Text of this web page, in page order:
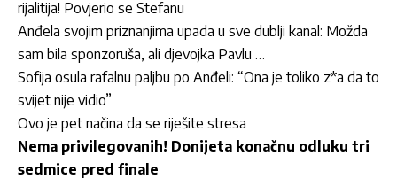
rijalitija! Povjerio se Stefanu
Anđela svojim priznanjima upada u sve dublji kanal: Možda
sam bila sponzoruša, ali djevojka Pavlu …
Sofija osula rafalnu paljbu po Anđeli: “Ona je toliko z*a da to
svijet nije vidio”
Ovo je pet načina da se riješite stresa
Nema privilegovanih! Donijeta konačnu odluku tri
sedmice pred finale